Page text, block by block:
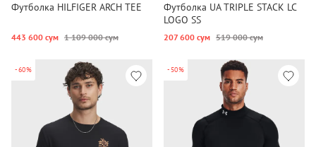
Футболка HILFIGER ARCH TEE
443 600 сум 1 109 000 сум
Футболка UA TRIPLE STACK LC
LOGO SS
207 600 сум 519 000 сум
-60% -50%